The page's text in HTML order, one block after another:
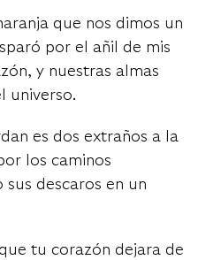
que nos dimos un
por el añil de mis
y nuestras almas
universo.
es dos extraños a la
los caminos
descaros en un
tu corazón dejara de